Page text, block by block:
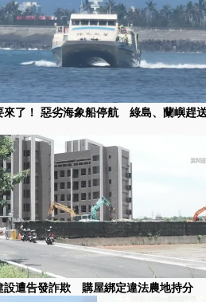
來了！ 惡劣海象船停航 綠島、蘭嶼趕
設遭告發詐欺 購屋綁定違法農地持分